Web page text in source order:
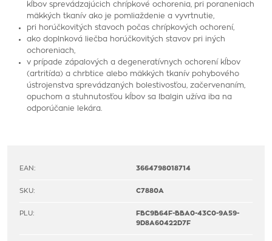
kĺbov sprevádzajúcich chrípkové ochorenia, pri poraneniach
mäkkých tkanív ako je pomliaždenie a vyvrtnutie,
pri horúčkovitých stavoch počas chrípkových ochorení,
ako doplnková liečba horúčkovitých stavov pri iných
ochoreniach,
v prípade zápalových a degeneratívnych ochorení kĺbov
(artritída) a chrbtice alebo mäkkých tkanív pohybového
ústrojenstva sprevádzaných bolestivosťou, začervenaním,
opuchom a stuhnutosťou kĺbov sa Ibalgin užíva iba na
odporúčanie lekára.
EAN: 3664798018714
SKU: C7880A
PLU:
FBC9B64F-BBA0-43C0-9A59-
9D8A60422D7F